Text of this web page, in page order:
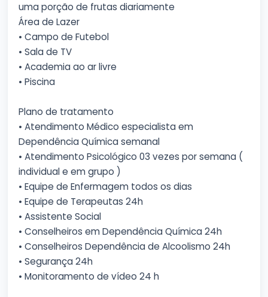
uma porção de frutas diariamente
Área de Lazer
• Campo de Futebol
• Sala de TV
• Academia ao ar livre
• Piscina
Plano de tratamento
• Atendimento Médico especialista em
Dependência Química semanal
• Atendimento Psicológico 03 vezes por semana (
individual e em grupo )
• Equipe de Enfermagem todos os dias
• Equipe de Terapeutas 24h
• Assistente Social
• Conselheiros em Dependência Química 24h
• Conselheiros Dependência de Alcoolismo 24h
• Segurança 24h
• Monitoramento de vídeo 24 h